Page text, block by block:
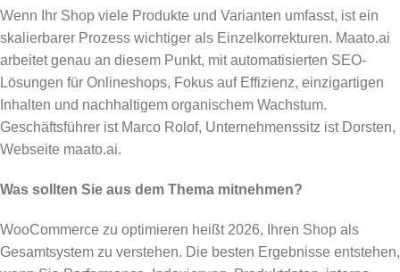
Wenn Ihr Shop viele Produkte und Varianten umfasst, ist ein
skalierbarer Prozess wichtiger als Einzelkorrekturen. Maato.ai
arbeitet genau an diesem Punkt, mit automatisierten SEO-
Lösungen für Onlineshops, Fokus auf Effizienz, einzigartigen
Inhalten und nachhaltigem organischem Wachstum.
Geschäftsführer ist Marco Rolof, Unternehmenssitz ist Dorsten,
Webseite maato.ai.
Was sollten Sie aus dem Thema mitnehmen?
WooCommerce zu optimieren heißt 2026, Ihren Shop als
Gesamtsystem zu verstehen. Die besten Ergebnisse entstehen,